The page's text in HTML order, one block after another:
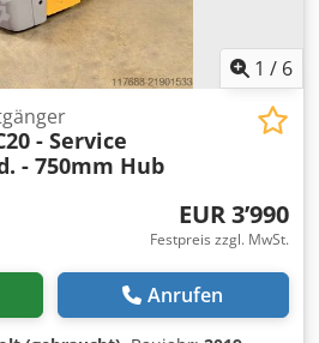
1 / 6
- Service
- 750mm Hub
EUR 3’990
Festpreis zzgl. MwSt.
Anrufen